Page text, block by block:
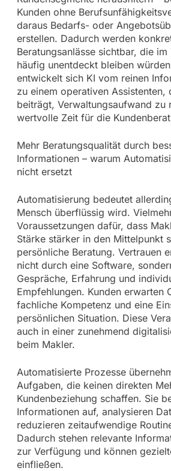
Kunden ohne
daraus Bedarfs- oder
erstellen. Dadurch werden
Beratungsanlässe sichtbar, die im
häufig unentdeckt bleiben
entwickelt sich KI vom reinen
zu einem operativen Assistenten,
beiträgt, Verwaltungsaufwand zu
wertvolle Zeit für die
Mehr Beratungsqualität durch
Informationen – warum
nicht ersetzt
Automatisierung bedeutet
Mensch überflüssig wird.
Voraussetzungen dafür, dass
Stärke stärker in den Mittelpunkt
persönliche Beratung. Vertrauen
nicht durch eine Software,
Gespräche, Erfahrung und
Empfehlungen. Kunden erwarten
fachliche Kompetenz und eine
persönlichen Situation. Diese
auch in einer zunehmend
beim Makler.
Automatisierte Prozesse
Aufgaben, die keinen direkten
Kundenbeziehung schaffen. Sie
Informationen auf, analysieren
reduzieren zeitaufwendige
Dadurch stehen relevante
zur Verfügung und können
einfließen.